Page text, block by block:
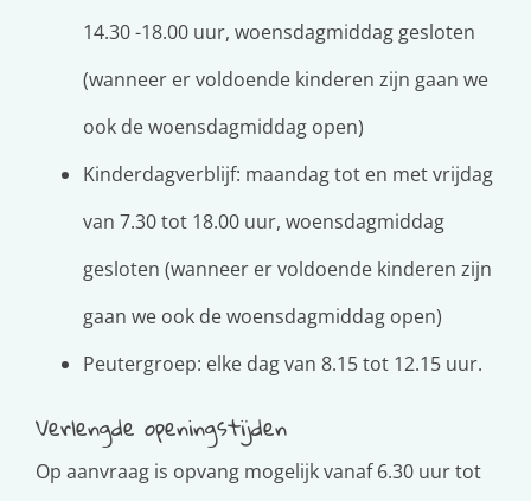
14.30 -18.00 uur, woensdagmiddag gesloten
(wanneer er voldoende kinderen zijn gaan we
ook de woensdagmiddag open)
Kinderdagverblijf: maandag tot en met vrijdag
van 7.30 tot 18.00 uur, woensdagmiddag
gesloten (wanneer er voldoende kinderen zijn
gaan we ook de woensdagmiddag open)
Peutergroep: elke dag van 8.15 tot 12.15 uur.
Verlengde openingstijden
Op aanvraag is opvang mogelijk vanaf 6.30 uur tot